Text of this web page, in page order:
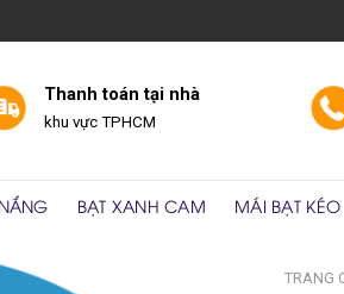
Thanh toán tại nhà
khu vực TPHCM
BẠT XANH CAM MÁI BẠT KÉO
TRANG